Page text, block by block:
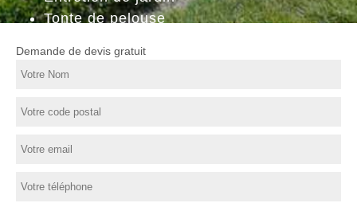
Tonte de pelouse
Demande de devis gratuit